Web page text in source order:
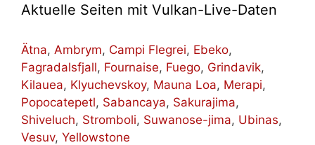
Aktuelle Seiten mit Vulkan-Live-Daten
Ätna, Ambrym, Campi Flegrei, Ebeko,
Fagradalsfjall, Fournaise, Fuego, Grindavik,
Kilauea, Klyuchevskoy, Mauna Loa, Merapi,
Popocatepetl, Sabancaya, Sakurajima,
Shiveluch, Stromboli, Suwanose-jima, Ubinas,
Vesuv, Yellowstone